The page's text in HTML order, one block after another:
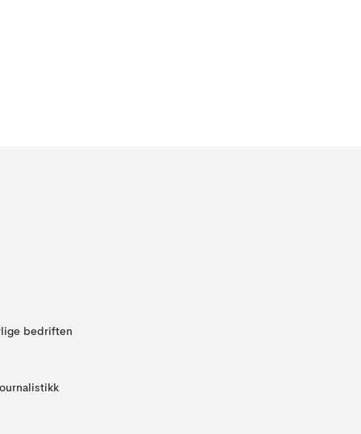
bedriften